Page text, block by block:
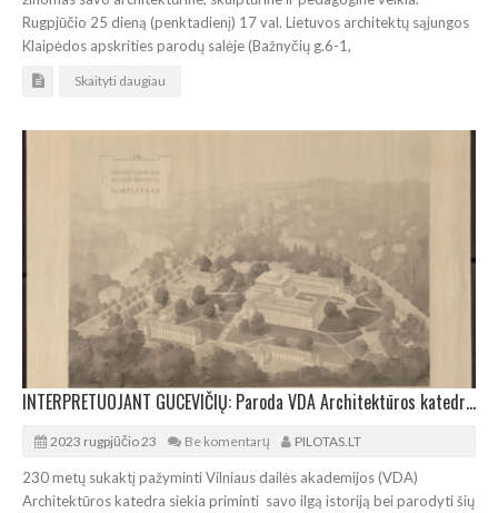
Rugpjūčio 25 dieną (penktadienį) 17 val. Lietuvos architektų sąjungos
Klaipėdos apskrities parodų salėje (Bažnyčių g.6-1,
Skaityti daugiau
INTERPRETUOJANT GUCEVIČIŲ: Paroda VDA Architektūros katedros 230 metų sukakčiai
2023 rugpjūčio 23 Be komentarų PILOTAS.LT
230 metų sukaktį pažyminti Vilniaus dailės akademijos (VDA)
Architektūros katedra siekia priminti savo ilgą istoriją bei parodyti šių